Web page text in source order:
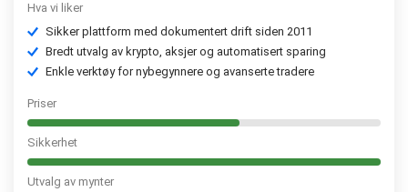
Hva vi liker
Sikker plattform med dokumentert drift siden 2011
Bredt utvalg av krypto, aksjer og automatisert sparing
Enkle verktøy for nybegynnere og avanserte tradere
Priser
Sikkerhet
Utvalg av mynter